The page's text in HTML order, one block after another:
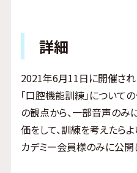
詳細
2021年6月11日に開催され
「口腔機能訓練」について
の観点から、一部音声のみ
価をして、訓練を考えたら
カデミー会員様のみに公開